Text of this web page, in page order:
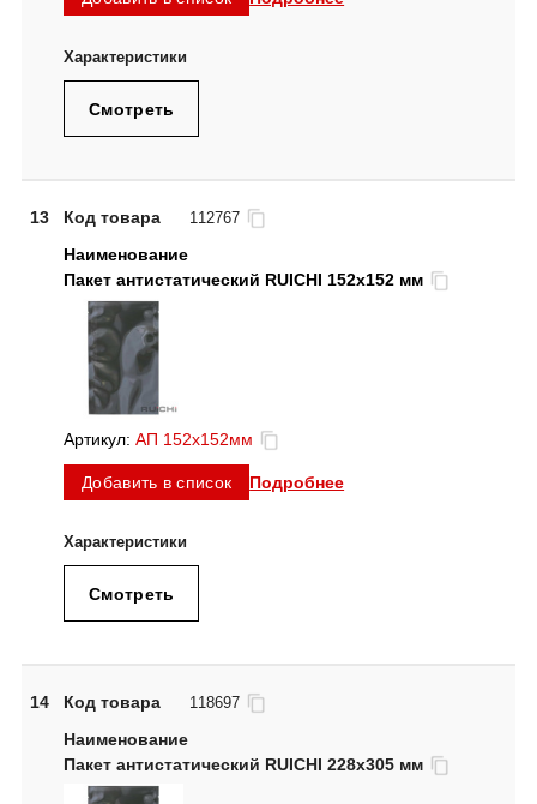
Смотреть
13 Код товара 112767
Пакет антистатический RUICHI 152x152 мм
Артикул: АП 152x152мм
Добавить в список Подробнее
Смотреть
14 Код товара 118697
Пакет антистатический RUICHI 228x305 мм